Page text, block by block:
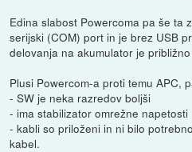
Edina slabost Powercoma pa še ta
serijski (COM) port in je brez USB
delovanja na akumulator je
Plusi Powercom-a proti temu APC,
- SW je neka razredov boljši
- ima stabilizator omrežne napetosti
- kabli so priloženi in ni bilo
kabel.